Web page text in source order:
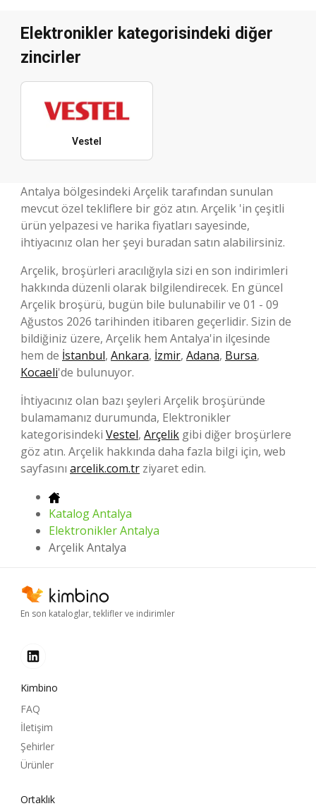
Elektronikler kategorisindeki diğer
zincirler
Vestel
Antalya bölgesindeki Arçelik tarafından sunulan
mevcut özel tekliflere bir göz atın. Arçelik 'in çeşitli
ürün yelpazesi ve harika fiyatları sayesinde,
ihtiyacınız olan her şeyi buradan satın alabilirsiniz.
Arçelik, broşürleri aracılığıyla sizi en son indirimleri
hakkında düzenli olarak bilgilendirecek. En güncel
Arçelik broşürü, bugün bile bulunabilir ve 01 - 09
Ağustos 2026 tarihinden itibaren geçerlidir. Sizin de
bildiğiniz üzere, Arçelik hem Antalya'in ilçesinde
hem de İstanbul, Ankara, İzmir, Adana, Bursa,
Kocaeli'de bulunuyor.
İhtiyacınız olan bazı şeyleri Arçelik broşüründe
bulamamanız durumunda, Elektronikler
kategorisindeki Vestel, Arçelik gibi diğer broşürlere
göz atın. Arçelik hakkında daha fazla bilgi için, web
sayfasını arcelik.com.tr ziyaret edin.
Katalog Antalya
Elektronikler Antalya
Arçelik Antalya
En son kataloglar, teklifler ve indirimler
Kimbino
FAQ
İletişim
Şehirler
Ürünler
Ortaklık